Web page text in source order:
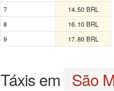
7
14.50 BRL
8
16.10 BRL
9
17.80 BRL
Táxis em São